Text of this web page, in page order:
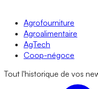
Agrofourniture
Agroalimentaire
AgTech
Coop-négoce
Tout l'historique de vos